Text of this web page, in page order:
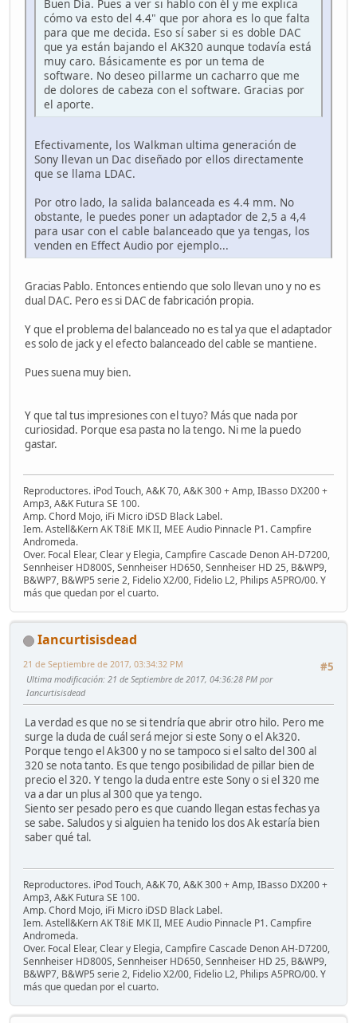
Buen Día. Pues a ver si hablo con él y me explica
cómo va esto del 4.4" que por ahora es lo que falta
para que me decida. Eso sí saber si es doble DAC
que ya están bajando el AK320 aunque todavía está
muy caro. Básicamente es por un tema de
software. No deseo pillarme un cacharro que me
de dolores de cabeza con el software. Gracias por
el aporte.
Efectivamente, los Walkman ultima generación de
Sony llevan un Dac diseñado por ellos directamente
que se llama LDAC.
Por otro lado, la salida balanceada es 4.4 mm. No
obstante, le puedes poner un adaptador de 2,5 a 4,4
para usar con el cable balanceado que ya tengas, los
venden en Effect Audio por ejemplo...
Gracias Pablo. Entonces entiendo que solo llevan uno y no es
dual DAC. Pero es si DAC de fabricación propia.
Y que el problema del balanceado no es tal ya que el adaptador
es solo de jack y el efecto balanceado del cable se mantiene.
Pues suena muy bien.
Y que tal tus impresiones con el tuyo? Más que nada por
curiosidad. Porque esa pasta no la tengo. Ni me la puedo
gastar.
Reproductores. iPod Touch, A&K 70, A&K 300 + Amp, IBasso DX200 +
Amp3, A&K Futura SE 100.
Amp. Chord Mojo, iFi Micro iDSD Black Label.
Iem. Astell&Kern AK T8iE MK II, MEE Audio Pinnacle P1. Campfire
Andromeda.
Over. Focal Elear, Clear y Elegia, Campfire Cascade Denon AH-D7200,
Sennheiser HD800S, Sennheiser HD650, Sennheiser HD 25, B&WP9,
B&WP7, B&WP5 serie 2, Fidelio X2/00, Fidelio L2, Philips A5PRO/00. Y
más que quedan por el cuarto.
Iancurtisisdead
#5
21 de Septiembre de 2017, 03:34:32 PM
Ultima modificación: 21 de Septiembre de 2017, 04:36:28 PM por
Iancurtisisdead
La verdad es que no se si tendría que abrir otro hilo. Pero me
surge la duda de cuál será mejor si este Sony o el Ak320.
Porque tengo el Ak300 y no se tampoco si el salto del 300 al
320 se nota tanto. Es que tengo posibilidad de pillar bien de
precio el 320. Y tengo la duda entre este Sony o si el 320 me
va a dar un plus al 300 que ya tengo.
Siento ser pesado pero es que cuando llegan estas fechas ya
se sabe. Saludos y si alguien ha tenido los dos Ak estaría bien
saber qué tal.
Reproductores. iPod Touch, A&K 70, A&K 300 + Amp, IBasso DX200 +
Amp3, A&K Futura SE 100.
Amp. Chord Mojo, iFi Micro iDSD Black Label.
Iem. Astell&Kern AK T8iE MK II, MEE Audio Pinnacle P1. Campfire
Andromeda.
Over. Focal Elear, Clear y Elegia, Campfire Cascade Denon AH-D7200,
Sennheiser HD800S, Sennheiser HD650, Sennheiser HD 25, B&WP9,
B&WP7, B&WP5 serie 2, Fidelio X2/00, Fidelio L2, Philips A5PRO/00. Y
más que quedan por el cuarto.